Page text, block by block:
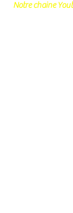
Notre chaine